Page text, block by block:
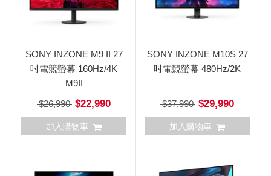
SONY INZONE M9 II 27
吋電競螢幕 160Hz/4K
M9II
$26,990 $22,990
加入購物車
SONY INZONE M10S 27
吋電競螢幕 480Hz/2K
$37,990 $29,990
加入購物車